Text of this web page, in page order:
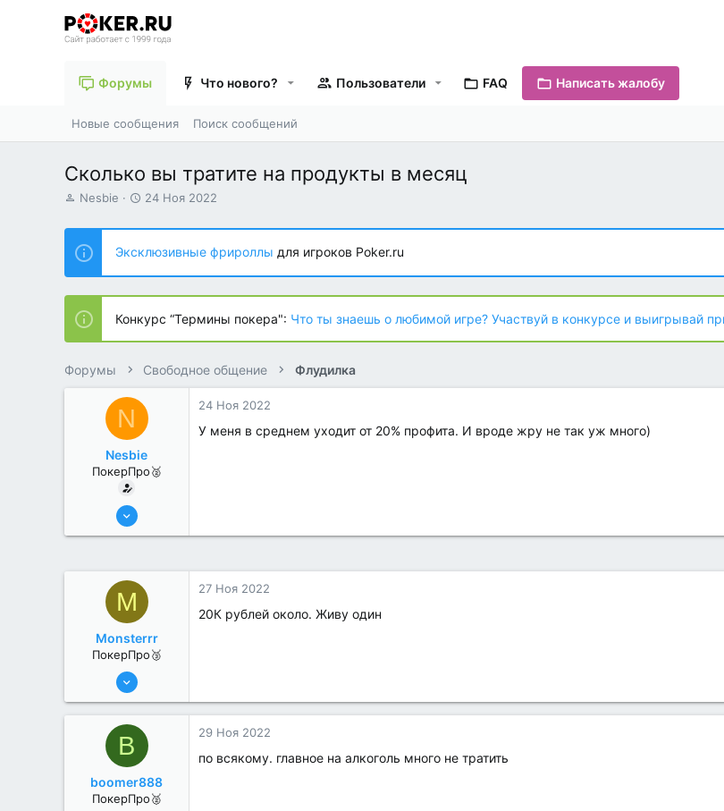
Форумы Что нового? Пользователи FAQ Написать жалобу
Новые сообщения Поиск сообщений
Сколько вы тратите на продукты в месяц
А
т
о
р
т
е
м
ы
Nesbie
Д
т
н
а
ч
л
а
24 Ноя 2022
Эксклюзивные фрироллы для игроков Poker.ru
Конкурс “Термины покера": Что ты знаешь о любимой игре? Участвуй в конкурсе и выигрывай
Форумы Свободное общение Флудилка
N
Nesbie
ПокерПро🥈
13 Июн 2022
24 Ноя 2022
У меня в среднем уходит от 20% профита. И вроде жру не так уж много)
M
Monsterrr
ПокерПро🥉
17 Авг 2022
0
27 Ноя 2022
20К рублей около. Живу один
B
boomer888
ПокерПро🥈
29 Ноя 2022
по всякому. главное на алкоголь много не тратить